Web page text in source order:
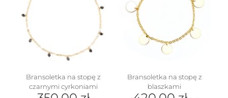
Bransoletka na stopę z
czarnymi cyrkoniami
Bransoletka na stopę z
blaszkami